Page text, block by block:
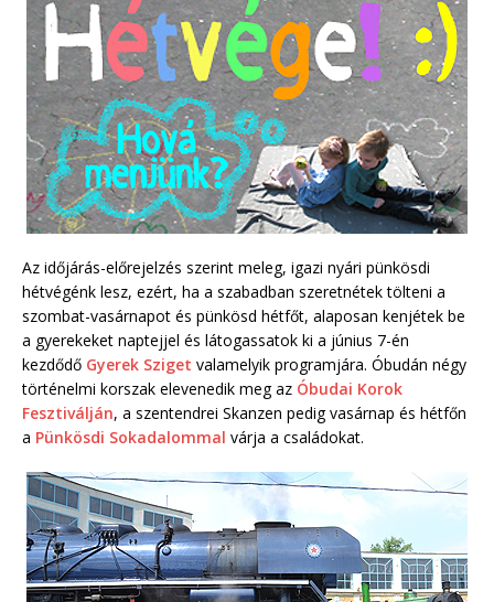
Az időjárás-előrejelzés szerint meleg, igazi nyári pünkösdi
hétvégénk lesz, ezért, ha a szabadban szeretnétek tölteni a
szombat-vasárnapot és pünkösd hétfőt, alaposan kenjétek be
a gyerekeket naptejjel és látogassatok ki a június 7-én
kezdődő Gyerek Sziget valamelyik programjára. Óbudán négy
történelmi korszak elevenedik meg az Óbudai Korok
Fesztiválján, a szentendrei Skanzen pedig vasárnap és hétfőn
a Pünkösdi Sokadalommal várja a családokat.